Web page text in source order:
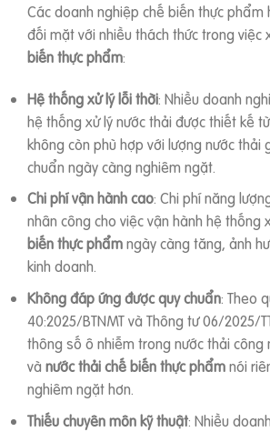
Các doanh nghiệp chế biến thực phẩm
đối mặt với nhiều thách thức trong việc
biến thực phẩm:
Hệ thống xử lý lỗi thời: Nhiều doanh
hệ thống xử lý nước thải được thiết kế
không còn phù hợp với lượng nước thải
chuẩn ngày càng nghiêm ngặt.
Chi phí vận hành cao: Chi phí năng
nhân công cho việc vận hành hệ thống
biến thực phẩmngày càng tăng, ảnh
kinh doanh.
Không đáp ứng được quy chuẩn: Theo
40:2025/BTNMT và Thông tư 06/2025/
thông số ô nhiễm trong nước thải công
và nước thải chế biến thực phẩmnói
nghiêm ngặt hơn.
Thiếu chuyên môn kỹ thuật: Nhiều